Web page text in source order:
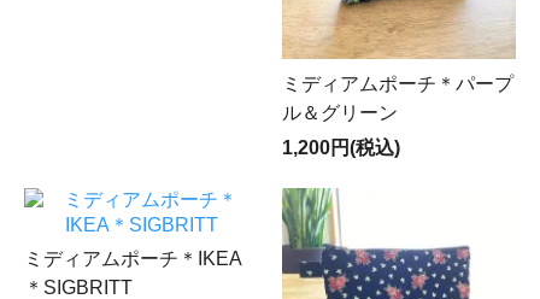
ミディアムポーチ＊パープ
ル＆グリーン
1,200円(税込)
ミディアムポーチ＊IKEA
＊SIGBRITT